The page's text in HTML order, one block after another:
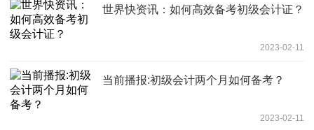
世界快资讯：如何高效备考初级会计证？
2023-02-11
当前播报:初级会计两个月如何备考？
2023-02-11